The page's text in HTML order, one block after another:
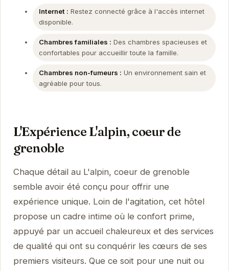
Internet : Restez connecté grâce à l'accès internet
disponible.
Chambres familiales : Des chambres spacieuses et
confortables pour accueillir toute la famille.
Chambres non-fumeurs : Un environnement sain et
agréable pour tous.
L'Expérience L'alpin, coeur de
grenoble
Chaque détail au L'alpin, coeur de grenoble
semble avoir été conçu pour offrir une
expérience unique. Loin de l'agitation, cet hôtel
propose un cadre intime où le confort prime,
appuyé par un accueil chaleureux et des services
de qualité qui ont su conquérir les cœurs de ses
premiers visiteurs. Que ce soit pour une nuit ou